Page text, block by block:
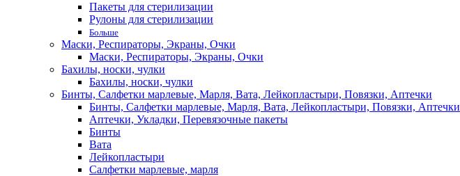
Пакеты для стерилизации
Рулоны для стерилизации
Больше
Маски, Респираторы, Экраны, Очки
Маски, Респираторы, Экраны, Очки
Бахилы, носки, чулки
Бахилы, носки, чулки
Бинты, Салфетки марлевые, Марля, Вата, Лейкопластыри, Повязки, Аптечки
Бинты, Салфетки марлевые, Марля, Вата, Лейкопластыри, Повязки, Аптечки
Аптечки, Укладки, Перевязочные пакеты
Бинты
Вата
Лейкопластыри
Салфетки марлевые, марля